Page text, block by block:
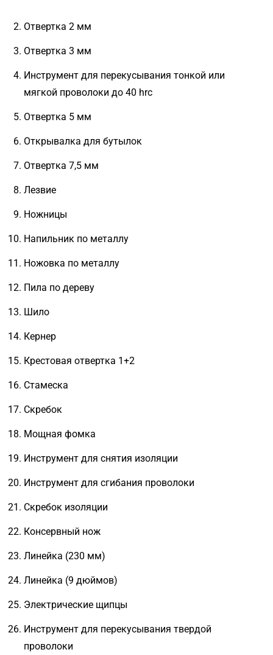
Отвертка 2 мм
Отвертка 3 мм
Инструмент для перекусывания тонкой или
мягкой проволоки до 40 hrc
Отвертка 5 мм
Открывалка для бутылок
Отвертка 7,5 мм
Лезвие
Ножницы
Напильник по металлу
Ножовка по металлу
Пила по дереву
Шило
Кернер
Крестовая отвертка 1+2
Стамеска
Скребок
Мощная фомка
Инструмент для снятия изоляции
Инструмент для сгибания проволоки
Скребок изоляции
Консервный нож
Линейка (230 мм)
Линейка (9 дюймов)
Электрические щипцы
Инструмент для перекусывания твердой
проволоки